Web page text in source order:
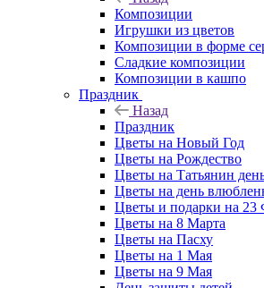
Композиции
Игрушки из цветов
Композиции в форме
Сладкие композиции
Композиции в кашпо
Праздник
Назад
Праздник
Цветы на Новый Год
Цветы на Рождество
Цветы на Татьянин
Цветы на день
Цветы и подарки на 23
Цветы на 8 Марта
Цветы на Пасху
Цветы на 1 Мая
Цветы на 9 Мая